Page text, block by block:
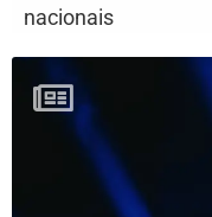
nacionais